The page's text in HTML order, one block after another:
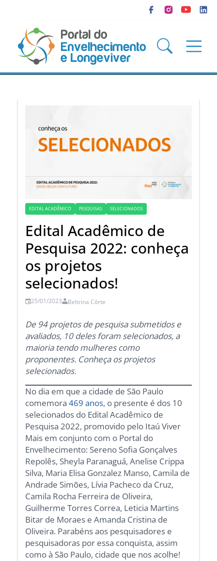
EDITAL ACADÊMICO PESQUISAS SELECIONADOS
Edital Acadêmico de
Pesquisa 2022: conheça
os projetos
selecionados!
25/01/2023 Beltrina Côrte
De 94 projetos de pesquisa submetidos e
avaliados, 10 deles foram selecionados, a
maioria tendo mulheres como
proponentes. Conheça os projetos
selecionados.
No dia em que a cidade de São Paulo
comemora469 anos, o presente é dos 10
selecionados do Edital Acadêmico de
Pesquisa 2022, promovido pelo Itaú Viver
Mais em conjunto com o Portal do
Envelhecimento: Sereno Sofia Gonçalves
Repolês, Sheyla Paranaguá, Anelise Crippa
Silva, Maria Elisa Gonzalez Manso, Camila de
Andrade Simões, Lívia Pacheco da Cruz,
Camila Rocha Ferreira de Oliveira,
Guilherme Torres Correa, Leticia Martins
Bitar de Moraes e Amanda Cristina de
Oliveira. Parabéns aos pesquisadores e
pesquisadoras por essa conquista, assim
como à São Paulo, cidade que nos acolhe!